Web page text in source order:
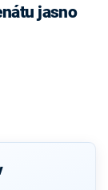
jasno